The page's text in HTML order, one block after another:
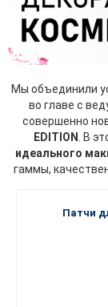
Мы объединили
во главе с
совершенно
EDITION . В
идеального
гаммы,
Патчи